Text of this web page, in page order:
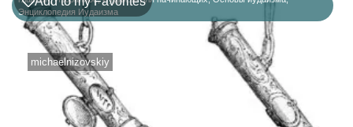
Энциклопедия Иудаизма
michaelnizovskiy